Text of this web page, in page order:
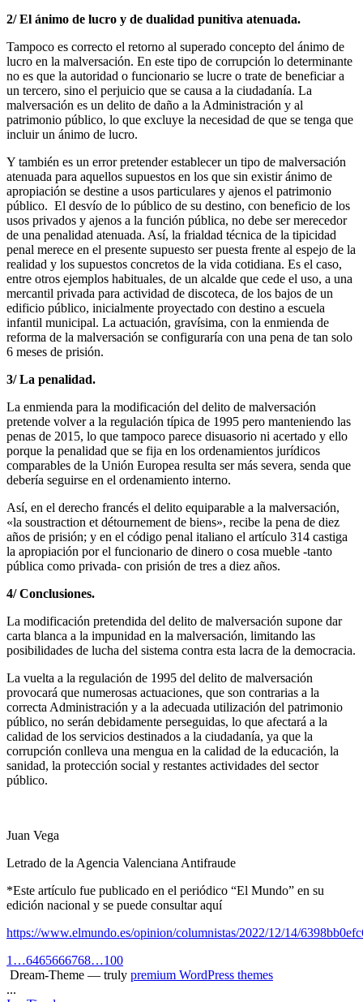
2/ El ánimo de lucro y de dualidad punitiva atenuada.
Tampoco es correcto el retorno al superado concepto del ánimo de
lucro en la malversación. En este tipo de corrupción lo determinante
no es que la autoridad o funcionario se lucre o trate de beneficiar a
un tercero, sino el perjuicio que se causa a la ciudadanía. La
malversación es un delito de daño a la Administración y al
patrimonio público, lo que excluye la necesidad de que se tenga que
incluir un ánimo de lucro.
Y también es un error pretender establecer un tipo de malversación
atenuada para aquellos supuestos en los que sin existir ánimo de
apropiación se destine a usos particulares y ajenos el patrimonio
público. El desvío de lo público de su destino, con beneficio de los
usos privados y ajenos a la función pública, no debe ser merecedor
de una penalidad atenuada. Así, la frialdad técnica de la tipicidad
penal merece en el presente supuesto ser puesta frente al espejo de la
realidad y los supuestos concretos de la vida cotidiana. Es el caso,
entre otros ejemplos habituales, de un alcalde que cede el uso, a una
mercantil privada para actividad de discoteca, de los bajos de un
edificio público, inicialmente proyectado con destino a escuela
infantil municipal. La actuación, gravísima, con la enmienda de
reforma de la malversación se configuraría con una pena de tan solo
6 meses de prisión.
3/ La penalidad.
La enmienda para la modificación del delito de malversación
pretende volver a la regulación típica de 1995 pero manteniendo las
penas de 2015, lo que tampoco parece disuasorio ni acertado y ello
porque la penalidad que se fija en los ordenamientos jurídicos
comparables de la Unión Europea resulta ser más severa, senda que
debería seguirse en el ordenamiento interno.
Así, en el derecho francés el delito equiparable a la malversación,
«la soustraction et détournement de biens», recibe la pena de diez
años de prisión; y en el código penal italiano el artículo 314 castiga
la apropiación por el funcionario de dinero o cosa mueble -tanto
pública como privada- con prisión de tres a diez años.
4/ Conclusiones.
La modificación pretendida del delito de malversación supone dar
carta blanca a la impunidad en la malversación, limitando las
posibilidades de lucha del sistema contra esta lacra de la democracia.
La vuelta a la regulación de 1995 del delito de malversación
provocará que numerosas actuaciones, que son contrarias a la
correcta Administración y a la adecuada utilización del patrimonio
público, no serán debidamente perseguidas, lo que afectará a la
calidad de los servicios destinados a la ciudadanía, ya que la
corrupción conlleva una mengua en la calidad de la educación, la
sanidad, la protección social y restantes actividades del sector
público.
Juan Vega
Letrado de la Agencia Valenciana Antifraude
*Este artículo fue publicado en el periódico “El Mundo” en su
edición nacional y se puede consultar aquí
https://www.elmundo.es/opinion/columnistas/2022/12/14/
1 …6465666768…100
Dream-Theme — truly premium WordPress themes
...